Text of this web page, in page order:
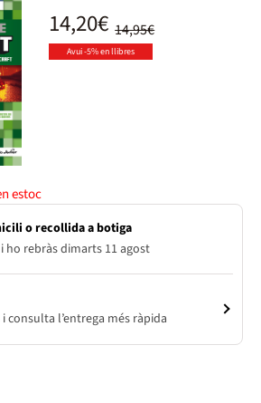
14,95€
14,20€
Avui -5% en llibres
estoc
o recollida a botiga
ho rebràs dimarts 11 agost
consulta l’entrega més ràpida